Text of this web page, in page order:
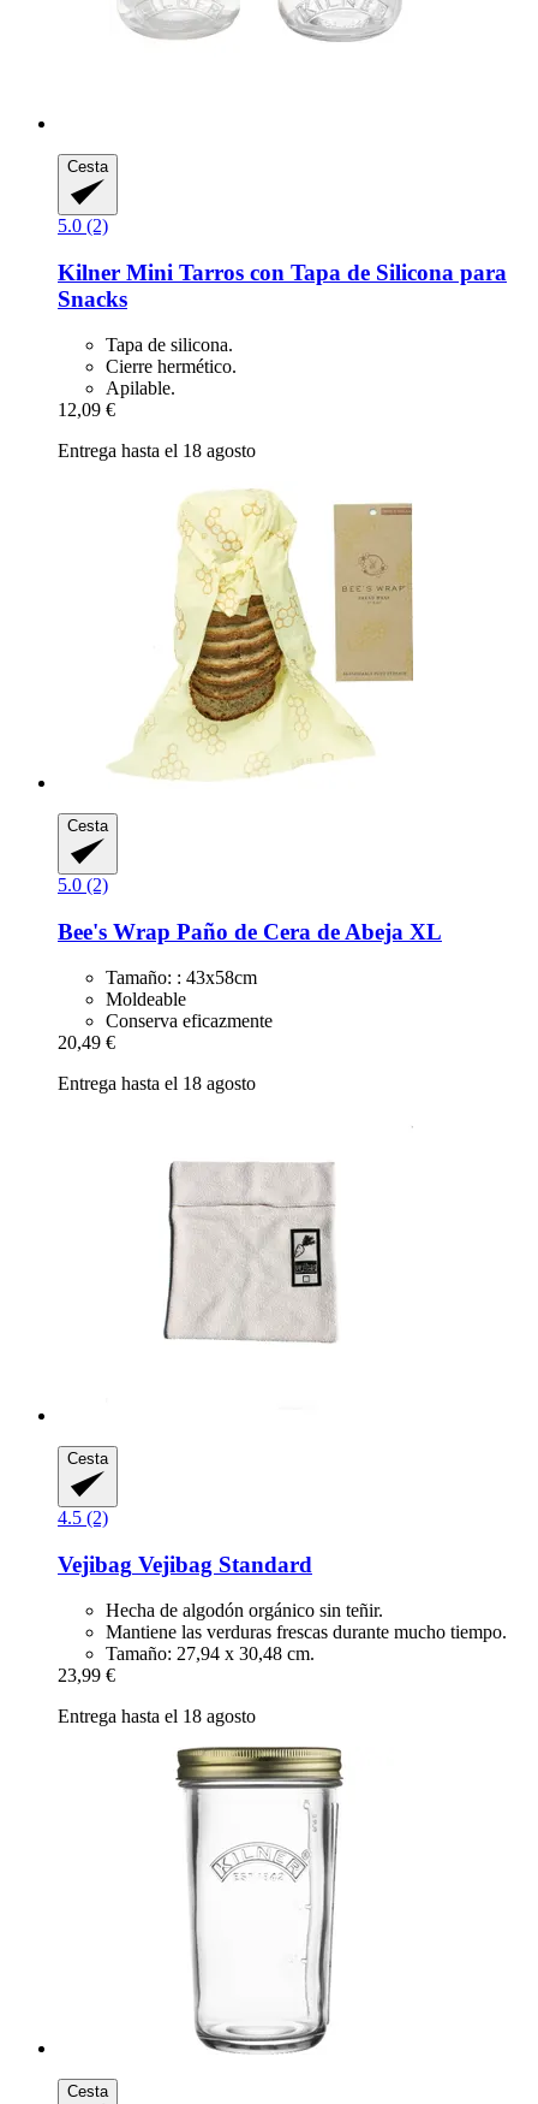
Cesta
5.0 (2)
Kilner Mini Tarros con Tapa de Silicona para
Snacks
Tapa de silicona.
Cierre hermético.
Apilable.
12,09 €
Entrega hasta el 18 agosto
Cesta
5.0 (2)
Bee's Wrap Paño de Cera de Abeja XL
Tamaño: : 43x58cm
Moldeable
Conserva eficazmente
20,49 €
Entrega hasta el 18 agosto
Cesta
4.5 (2)
Vejibag Vejibag Standard
Hecha de algodón orgánico sin teñir.
Mantiene las verduras frescas durante mucho tiempo.
Tamaño: 27,94 x 30,48 cm.
23,99 €
Entrega hasta el 18 agosto
Cesta